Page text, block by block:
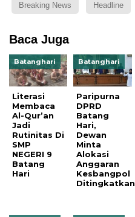
Breaking News Headline
Baca Juga
Batanghari
Literasi
Membaca
Al-Qur’an
Jadi
Rutinitas Di
SMP
NEGERI 9
Batang
Hari
Batanghari
Paripurna
DPRD
Batang
Hari,
Dewan
Minta
Alokasi
Anggaran
Kesbangpol
Ditingkatkan